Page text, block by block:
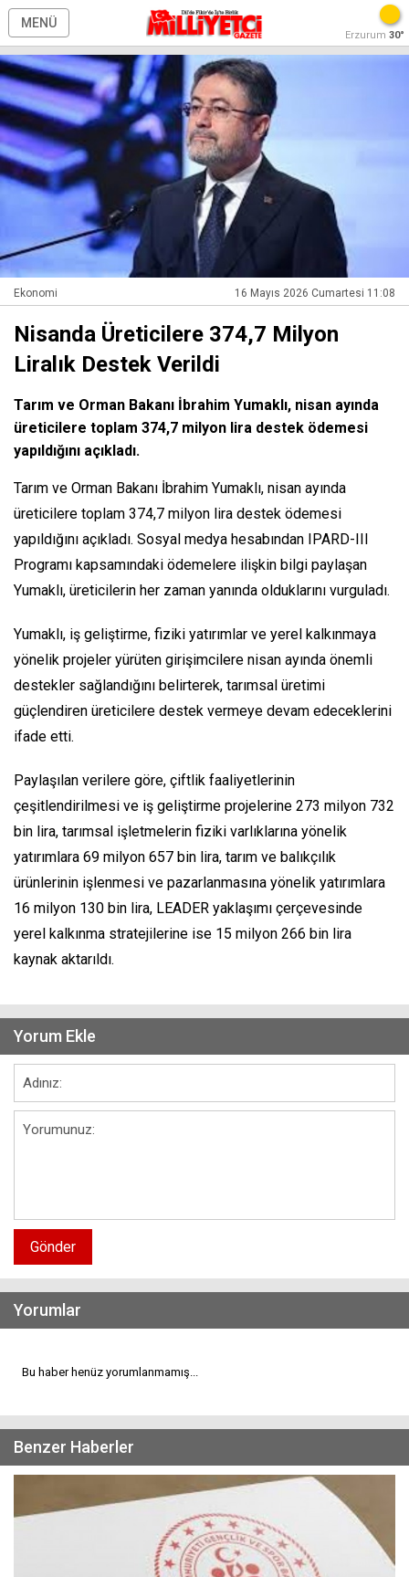
MENÜ
Erzurum 30°
Ekonomi 16 Mayıs 2026 Cumartesi 11:08
Nisanda Üreticilere 374,7 Milyon
Liralık Destek Verildi
Tarım ve Orman Bakanı İbrahim Yumaklı, nisan ayında
üreticilere toplam 374,7 milyon lira destek ödemesi
yapıldığını açıkladı.
Tarım ve Orman Bakanı İbrahim Yumaklı, nisan ayında
üreticilere toplam 374,7 milyon lira destek ödemesi
yapıldığını açıkladı. Sosyal medya hesabından IPARD-III
Programı kapsamındaki ödemelere ilişkin bilgi paylaşan
Yumaklı, üreticilerin her zaman yanında olduklarını vurguladı.
Yumaklı, iş geliştirme, fiziki yatırımlar ve yerel kalkınmaya
yönelik projeler yürüten girişimcilere nisan ayında önemli
destekler sağlandığını belirterek, tarımsal üretimi
güçlendiren üreticilere destek vermeye devam edeceklerini
ifade etti.
Paylaşılan verilere göre, çiftlik faaliyetlerinin
çeşitlendirilmesi ve iş geliştirme projelerine 273 milyon 732
bin lira, tarımsal işletmelerin fiziki varlıklarına yönelik
yatırımlara 69 milyon 657 bin lira, tarım ve balıkçılık
ürünlerinin işlenmesi ve pazarlanmasına yönelik yatırımlara
16 milyon 130 bin lira, LEADER yaklaşımı çerçevesinde
yerel kalkınma stratejilerine ise 15 milyon 266 bin lira
kaynak aktarıldı.
Yorum Ekle
Gönder
Yorumlar
Bu haber henüz yorumlanmamış...
Benzer Haberler